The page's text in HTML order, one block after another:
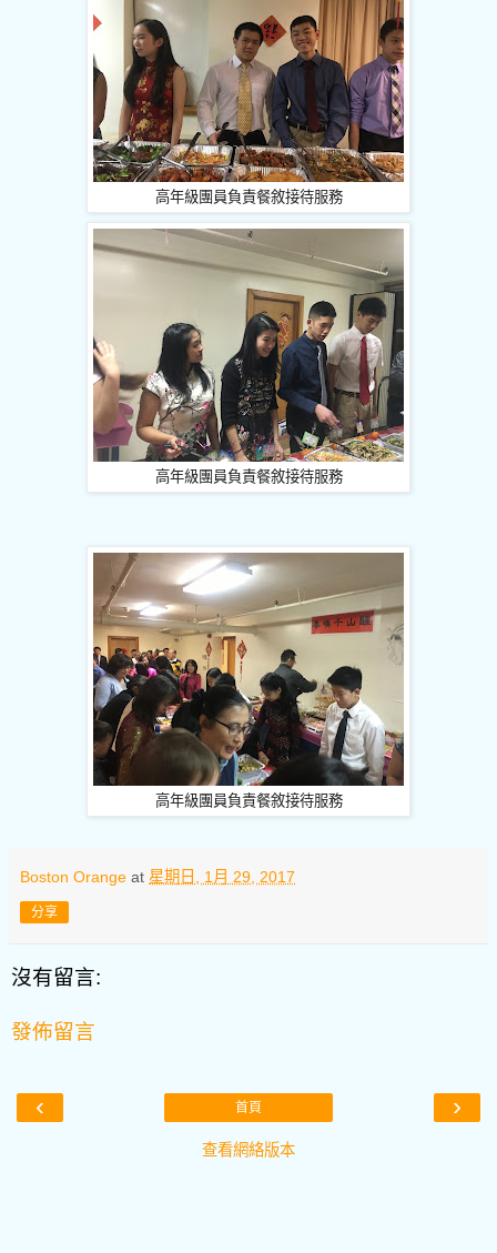
高年級團員負責餐敘接待服務
高年級團員負責餐敘接待服務
高年級團員負責餐敘接待服務
Boston Orange at 星期日, 1月 29, 2017
分享
沒有留言:
發佈留言
‹ ›
首頁
查看網絡版本